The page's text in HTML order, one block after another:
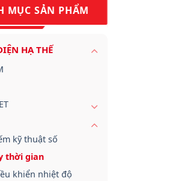
MỤC SẢN PHẨM
HẠ THẾ
kỹ thuật số
thời gian
khiển nhiệt độ